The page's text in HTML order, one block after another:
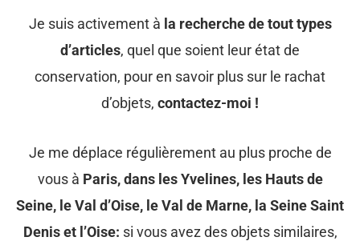
Je suis activement à la recherche de tout types
d’articles, quel que soient leur état de
conservation, pour en savoir plus sur le rachat
d’objets, contactez-moi !
Je me déplace régulièrement au plus proche de
vous à Paris, dans les Yvelines, les Hauts de
Seine, le Val d’Oise, le Val de Marne, la Seine Saint
Denis et l’Oise: si vous avez des objets similaires,